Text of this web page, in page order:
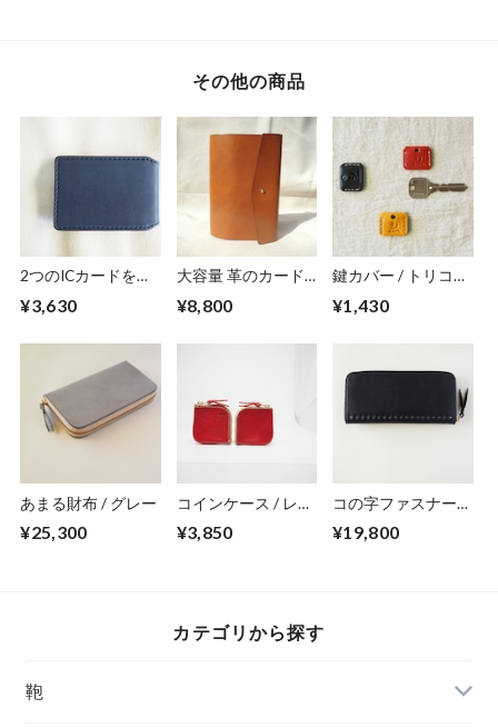
その他の商品
2つのICカードを同
ス / ネイビー
¥3,630
大容量 革のカード
/ キャメル
¥8,800
鍵カバー / トリコロ
¥1,430
あまる財布 / グレー
¥25,300
コインケース / レッ
¥3,850
コの字ファスナーの
漆黒
¥19,800
カテゴリから探す
鞄